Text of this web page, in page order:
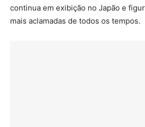
continua em exibição no Japão e
mais aclamadas de todos os tempos.